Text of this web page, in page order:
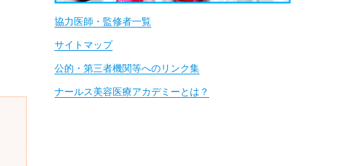
協力医師・監修者一覧
サイトマップ
公的・第三者機関等へのリンク集
ナールス美容医療アカデミーとは？